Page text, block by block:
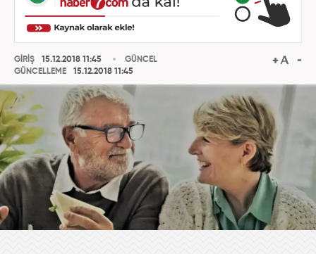
GİRİŞ
15.12.2018 11:45
GÜNCELLEME
15.12.2018 11:45
GÜNCEL